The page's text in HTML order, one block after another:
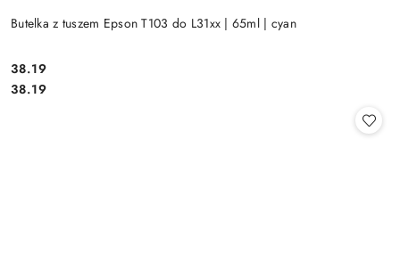
Butelka z tuszem Epson T103 do L31xx | 65ml | cyan
Cena:
38.19
Cena:
38.19